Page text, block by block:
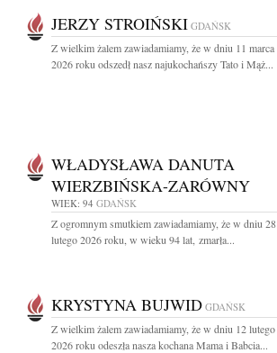
JERZY STROIŃSKI GDAŃSK
Z wielkim żalem zawiadamiamy, że w dniu 11 marca
2026 roku odszedł nasz najukochańszy Tato i Mąż...
WŁADYSŁAWA DANUTA
WIERZBIŃSKA-ZARÓWNY
WIEK: 94 GDAŃSK
Z ogromnym smutkiem zawiadamiamy, że w dniu 28
lutego 2026 roku, w wieku 94 lat, zmarła...
KRYSTYNA BUJWID GDAŃSK
Z wielkim żalem zawiadamiamy, że w dniu 12 lutego
2026 roku odeszła nasza kochana Mama i Babcia...